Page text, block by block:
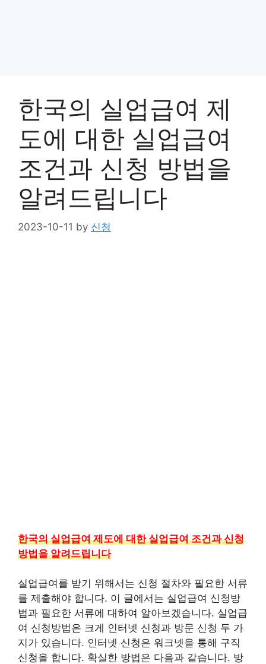
한국의 실업급여 제
도에 대한 실업급여
조건과 신청 방법을
알려드립니다
2023-10-11 by 신청
한국의 실업급여 제도에 대한 실업급여 조건과 신청
방법을 알려드립니다
실업급여를 받기 위해서는 신청 절차와 필요한 서류
를 제출해야 합니다. 이 글에서는 실업급여 신청방
법과 필요한 서류에 대하여 알아보겠습니다. 실업급
여 신청방법은 크게 인터넷 신청과 방문 신청 두 가
지가 있습니다. 인터넷 신청은 워크넷을 통해 구직
신청을 합니다. 확실한 방법은 다음과 같습니다. 방